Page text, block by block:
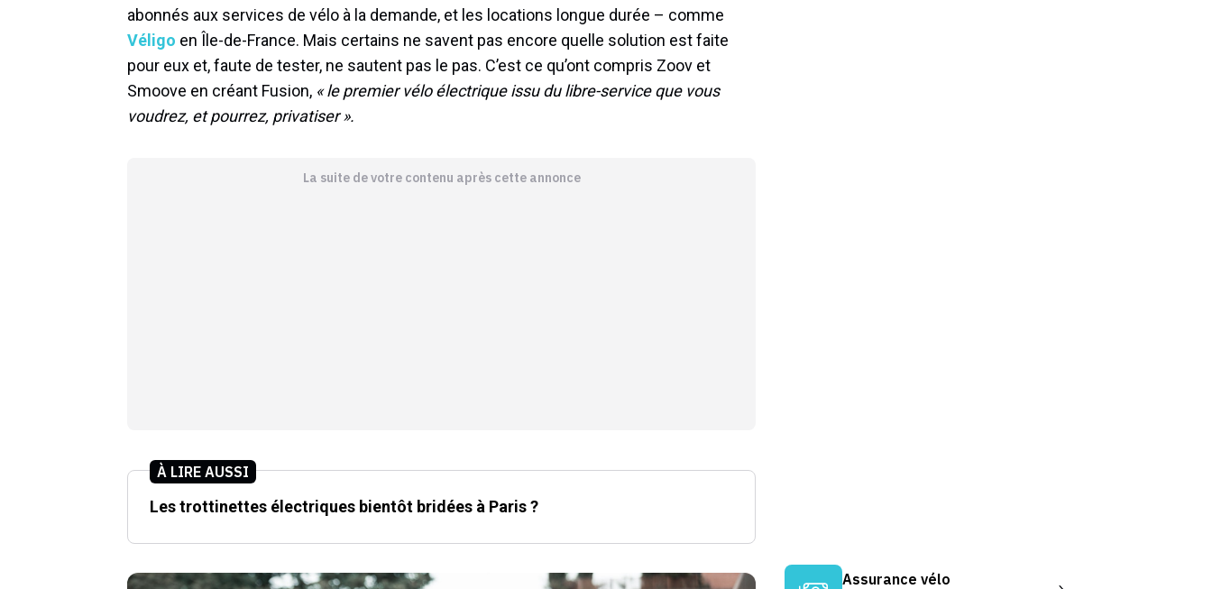
abonnés aux services de vélo à la demande, et les locations longue durée – comme
Véligo en Île-de-France. Mais certains ne savent pas encore quelle solution est faite
pour eux et, faute de tester, ne sautent pas le pas. C’est ce qu’ont compris Zoov et
Smoove en créant Fusion, « le premier vélo électrique issu du libre-service que vous
voudrez, et pourrez, privatiser ».
La suite de votre contenu après cette annonce
À LIRE AUSSI
Les trottinettes électriques bientôt bridées à Paris ?
Assurance vélo